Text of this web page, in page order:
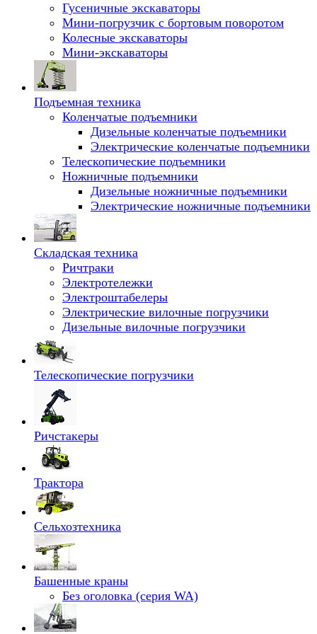
Гусеничные экскаваторы
Мини-погрузчик с бортовым поворотом
Колесные экскаваторы
Мини-экскаваторы
Подъемная техника
Коленчатые подъемники
Дизельные коленчатые подъемники
Электрические коленчатые подъемники
Телескопические подъемники
Ножничные подъемники
Дизельные ножничные подъемники
Электрические ножничные подъемники
Складская техника
Ричтраки
Электротележки
Электроштабелеры
Электрические вилочные погрузчики
Дизельные вилочные погрузчики
Телескопические погрузчики
Ричстакеры
Трактора
Сельхозтехника
Башенные краны
Без оголовка (серия WA)